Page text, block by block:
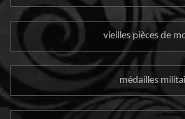
vieilles pièces de
médailles